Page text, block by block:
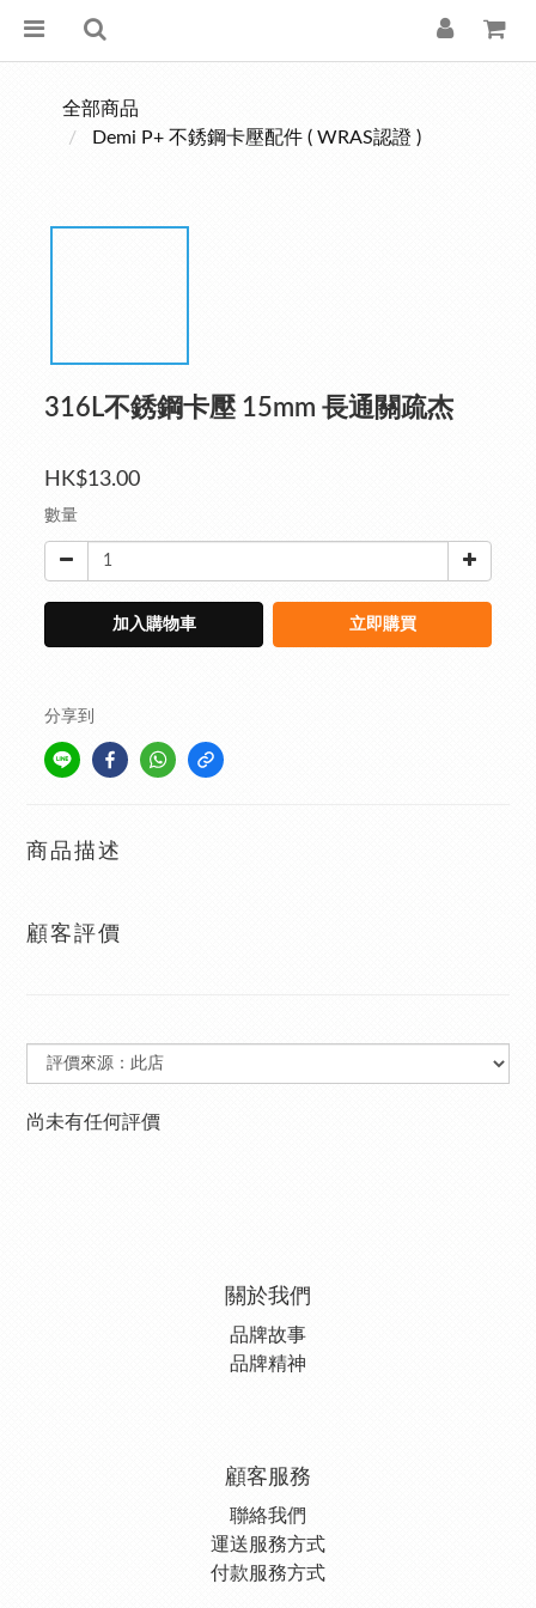
全部商品
Demi P+ 不銹鋼卡壓配件 ( WRAS認證 )
316L不銹鋼卡壓 15mm 長通關疏杰
HK$13.00
數量
加入購物車 立即購買
分享到
商品描述
顧客評價
尚未有任何評價
關於我們
品牌故事
品牌精神
顧客服務
聯絡我們
運送服務方式
付款服務方式